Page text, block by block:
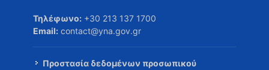
Τηλέφωνο: +30 213 137 1700
Email: contact@yna.gov.gr
Προστασία δεδομένων προσωπικού